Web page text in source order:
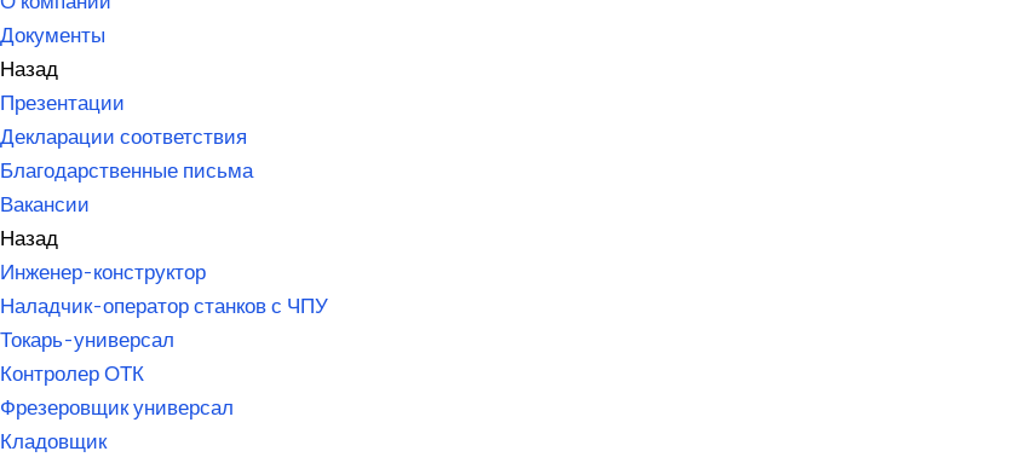
Документы
Назад
Презентации
Декларации соответствия
Благодарственные письма
Вакансии
Назад
Инженер-конструктор
Наладчик-оператор станков с ЧПУ
Токарь-универсал
Контролер ОТК
Фрезеровщик универсал
Кладовщик